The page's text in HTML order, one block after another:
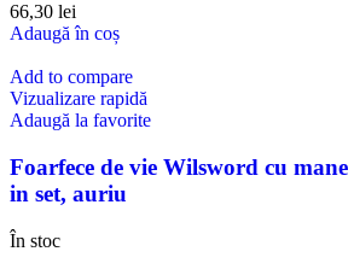
66,30 lei
Adaugă în coș
Add to compare
Vizualizare rapidă
Adaugă la favorite
Foarfece de vie Wilsword cu
in set, auriu
În stoc